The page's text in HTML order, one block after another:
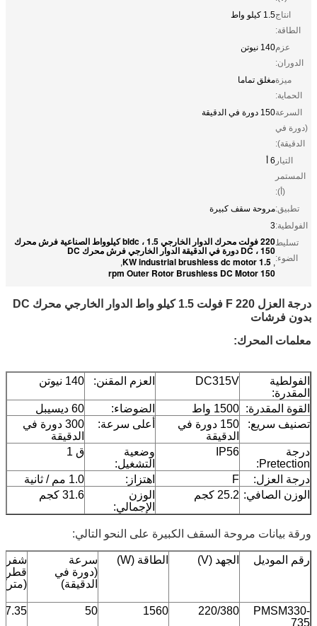
انتاج
الطاقة:
1.5 كيلو واط
عزم
الدوران:
140 نيوتن
ميزة
الحماية:
مغلق تماما
السرعة
(دورة في
الدقيقة):
150 دورة في الدقيقة
التيار
المستمر
(أ):
6 أ
تطبيق:مروحة سقف كبيرة
الفولطية:3
تسليط
الضوء:
220 فولت محرك الدوار الخارجي bldc ، 1.5 كيلوواط الصناعية فرش محرك
DC ، 150 دورة في الدقيقة الدوار الخارجي فرش محرك DC
,
1.5 KW industrial brushless dc motor
,
150 rpm Outer Rotor Brushless DC Motor
درجة العزل F 220 فولت 1.5 كيلو واط الدوار الخارجي محرك DC
بدون فرشات
معلمات المحرك:
الفولطية
المقدرة:
DC315V العزم المقنن: 140 نيوتن
القوة المقدرة: 1500 واط الضوضاء:
60 ديسيبل
تصنيف سريع:
150 دورة في
الدقيقة
أعلى سرعة:
300 دورة في
الدقيقة
درجة
Pretection:
IP56
وضعية
التشغيل:
ق 1
درجة العزل: F اهتزاز:
1.0 مم / ثانية
الوزن الصافي: 25.2 كجم
الوزن
الإجمالي:
31.6 كجم
ورقة بيانات مروحة السقف الكبيرة على النحو التالي:
رقم الموديل الجهد (V) الطاقة (W)
سرعة
(دورة في
الدقيقة)
شفرة
قطر
(متر)
PMSM330-
735
220/380
1560
50
7.35